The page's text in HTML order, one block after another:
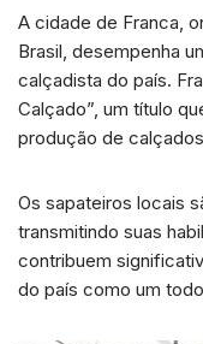
A cidade de Franca,
Brasil, desempenha
calçadista do país.
Calçado”, um título
produção de
Os sapateiros locais
transmitindo suas
contribuem
do país como um